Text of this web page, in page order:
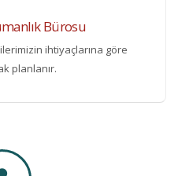
Bürosu
ihtiyaçlarına göre
planlanır.